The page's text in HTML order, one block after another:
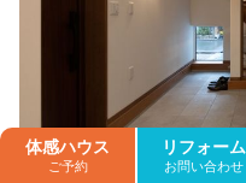
体感ハウス
ご予約
リフォーム
お問い合わせ